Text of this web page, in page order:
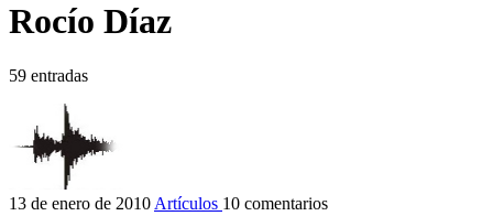
Rocío Díaz
59 entradas
13 de enero de 2010 Artículos 10 comentarios